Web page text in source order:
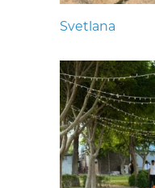
Svetlana